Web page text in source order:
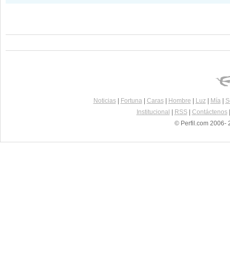
Noticias| Fortuna| Caras| Hombre Luz| Mía|
Institucional
RSS| Contáctenos
© Perfil.com 2006-